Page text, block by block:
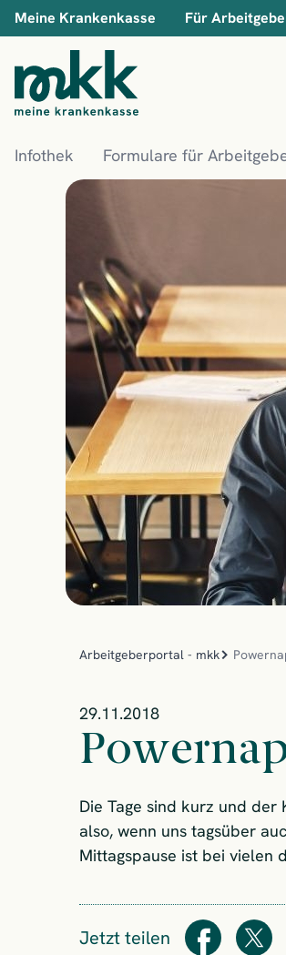
Meine Krankenkasse Für
Infothek Formulare für
Arbeitgeberportal - mkk
29.11.2018
Die Tage sind kurz und
also, wenn uns tagsüber
Mittagspause ist bei vielen
Jetzt teilen Teilen